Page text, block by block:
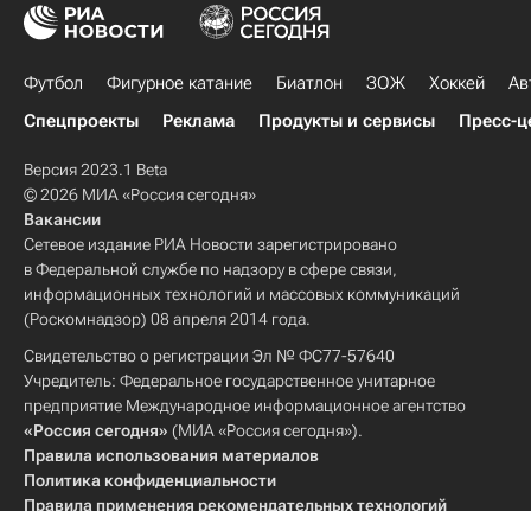
Футбол Фигурное катание Биатлон ЗОЖ Хоккей
Спецпроекты
Реклама Продукты и сервисы Пресс-
Версия 2023.1 Beta
© 2026 МИА «Россия сегодня»
Вакансии
Сетевое издание РИА Новости зарегистрировано
в Федеральной службе по надзору в сфере связи,
информационных технологий и массовых коммуникаций
(Роскомнадзор) 08 апреля 2014 года.
Свидетельство о регистрации Эл № ФС77-57640
Учредитель: Федеральное государственное унитарное
предприятие Международное информационное агентство
«Россия сегодня» (МИА «Россия сегодня»).
Правила использования материалов
Политика конфиденциальности
Правила применения рекомендательных технологий